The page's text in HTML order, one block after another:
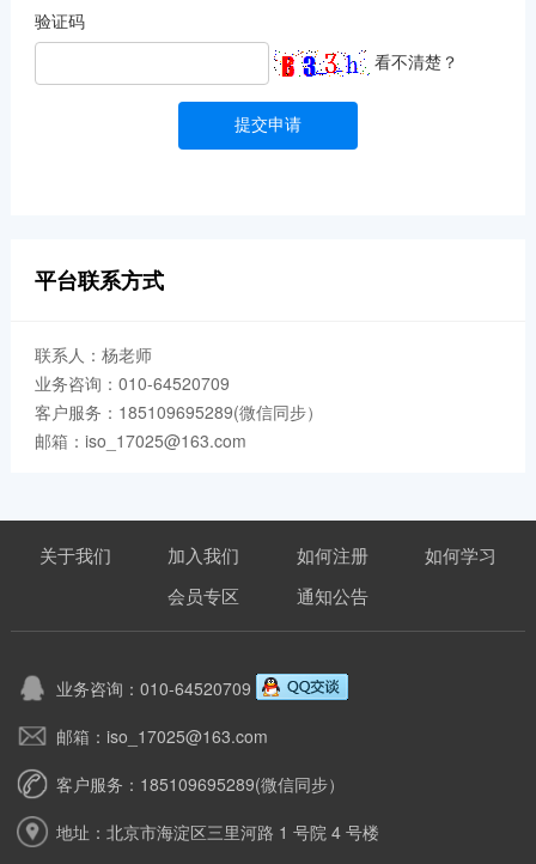
验证码
看不清楚？
提交申请
平台联系方式
联系人：杨老师
业务咨询：010-64520709
客户服务：185109695289(微信同步）
邮箱：iso_17025@163.com
关于我们 加入我们 如何注册
如何学习
会员专区
通知公告
业务咨询：010-64520709
邮箱：iso_17025@163.com
客户服务：185109695289(微信同步）
地址：北京市海淀区三里河路 1 号院 4 号楼